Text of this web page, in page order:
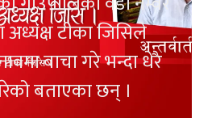
टीका जिसिले
बाचा गरे भन्दा धेरै
बताएका छन् ।